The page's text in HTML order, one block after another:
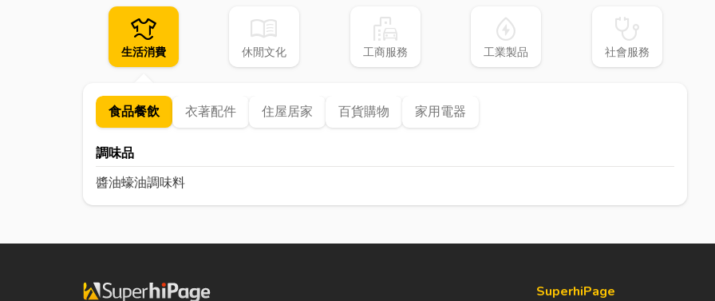
laundry
生活消費
menu_book
休閒文化
emoji_transportation
工商服務
water_ec
工業製品
stethoscope
社會服務
食品餐飲 衣著配件 住屋居家 百貨購物 家用電器
調味品
醬油蠔油調味料
SuperhiPage